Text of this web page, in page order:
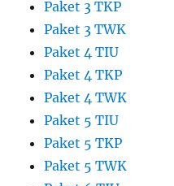
Paket 3 TKP
Paket 3 TWK
Paket 4 TIU
Paket 4 TKP
Paket 4 TWK
Paket 5 TIU
Paket 5 TKP
Paket 5 TWK